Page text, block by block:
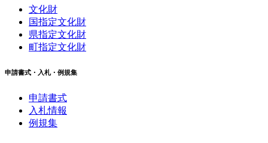
文化財
国指定文化財
県指定文化財
町指定文化財
申請書式・入札・例規集
申請書式
入札情報
例規集